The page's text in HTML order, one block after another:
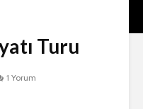
Turu
1 Yorum